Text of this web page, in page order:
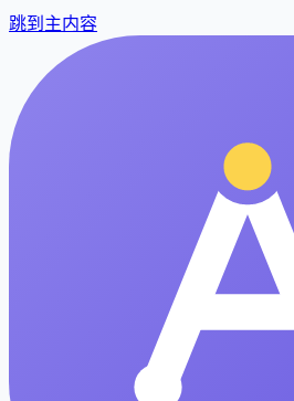
跳到主内容